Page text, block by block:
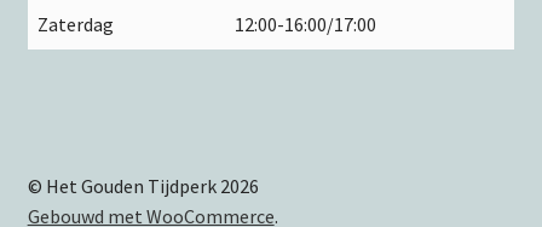
Zaterdag 12:00-16:00/17:00
© Het Gouden Tijdperk 2026
Gebouwd met WooCommerce.